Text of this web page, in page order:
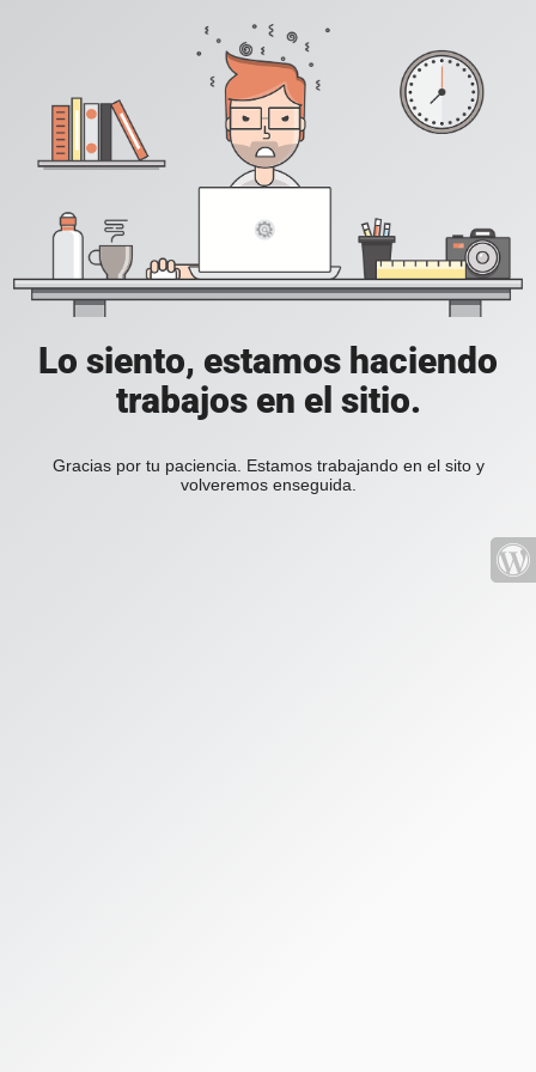
Lo siento, estamos haciendo
trabajos en el sitio.
Gracias por tu paciencia. Estamos trabajando en el sito y
volveremos enseguida.